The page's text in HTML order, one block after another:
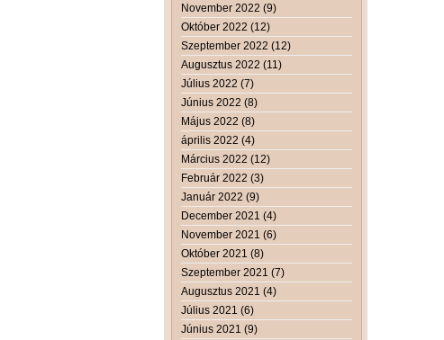
November 2022 (9)
Október 2022 (12)
Szeptember 2022 (12)
Augusztus 2022 (11)
Július 2022 (7)
Június 2022 (8)
Május 2022 (8)
április 2022 (4)
Március 2022 (12)
Február 2022 (3)
Január 2022 (9)
December 2021 (4)
November 2021 (6)
Október 2021 (8)
Szeptember 2021 (7)
Augusztus 2021 (4)
Július 2021 (6)
Június 2021 (9)